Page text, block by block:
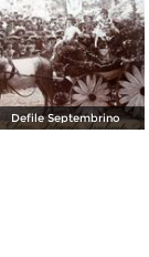
Defile Septembrino